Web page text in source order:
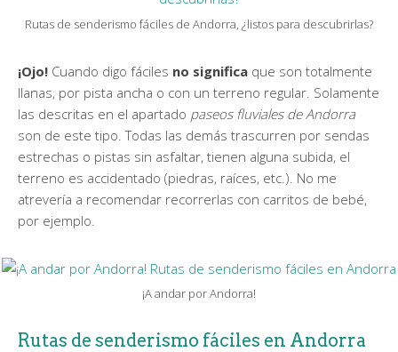
Rutas de senderismo fáciles de Andorra, ¿listos para descubrirlas?
¡Ojo! Cuando digo fáciles no significa que son totalmente
llanas, por pista ancha o con un terreno regular. Solamente
las descritas en el apartado paseos fluviales de Andorra
son de este tipo. Todas las demás trascurren por sendas
estrechas o pistas sin asfaltar, tienen alguna subida, el
terreno es accidentado (piedras, raíces, etc.). No me
atrevería a recomendar recorrerlas con carritos de bebé,
por ejemplo.
¡A andar por Andorra!
Rutas de senderismo fáciles en Andorra